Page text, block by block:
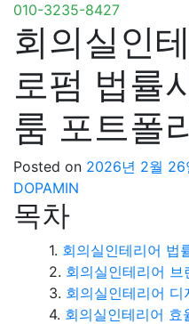
010-3235-8427
회의실인
로펌 법률
룸 포트폴
Posted on 2026년 2월 26
DOPAMIN
목차
회의실인테리어 법
회의실인테리어
회의실인테리어 디
회의실인테리어 효